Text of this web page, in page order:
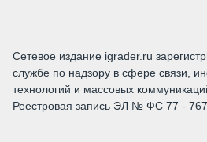
Сетевое издание igrader.ru
службе по надзору в сфере связи,
технологий и массовых
Реестровая запись ЭЛ № ФС 77 -